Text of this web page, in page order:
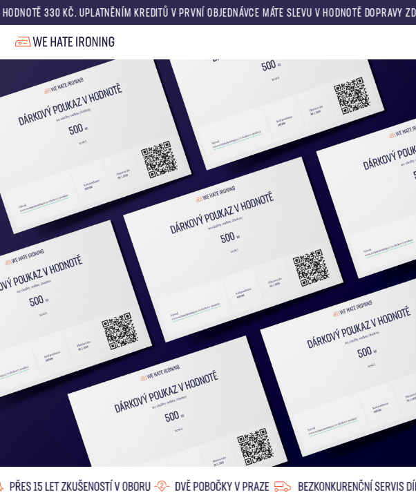
330 KČ. UPLATNĚNÍM KREDITŮ V PRVNÍ OBJEDNÁVCE MÁTE SLEVU V HODNOTĚ DOPRAVY ZDARMA.